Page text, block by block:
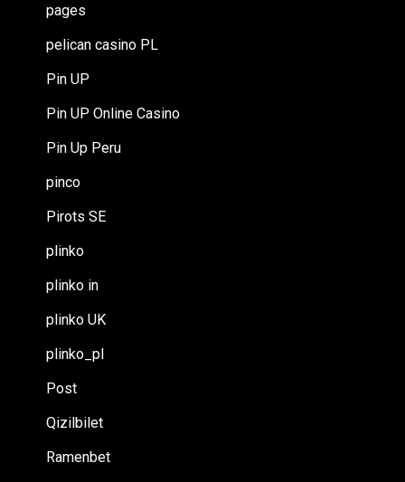
pages
pelican casino PL
Pin UP
Pin UP Online Casino
Pin Up Peru
pinco
Pirots SE
plinko
plinko in
plinko UK
plinko_pl
Post
Qizilbilet
Ramenbet